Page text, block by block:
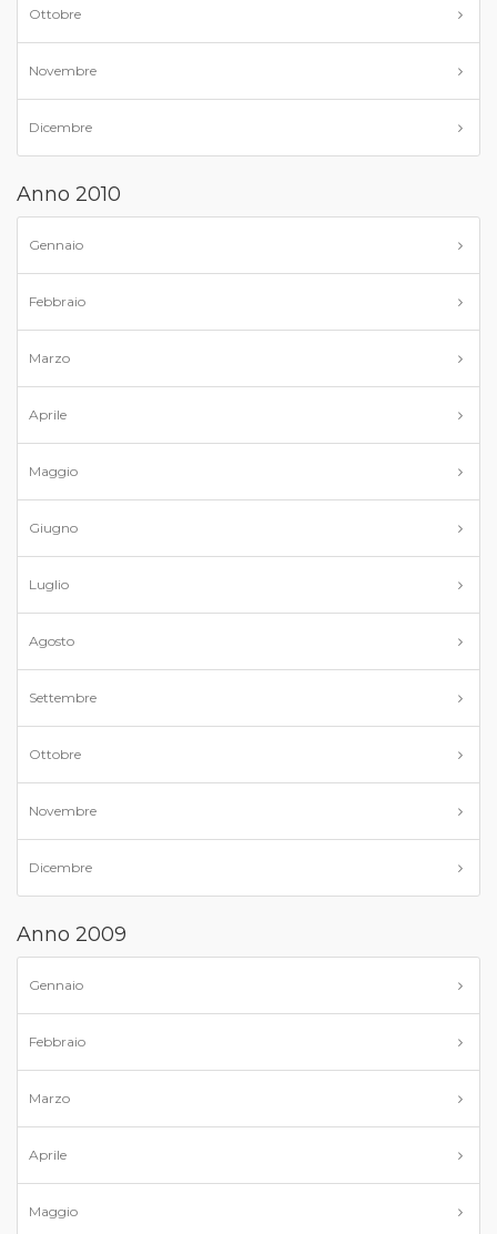
Ottobre
Novembre
Dicembre
Anno 2010
Gennaio
Febbraio
Marzo
Aprile
Maggio
Giugno
Luglio
Agosto
Settembre
Ottobre
Novembre
Dicembre
Anno 2009
Gennaio
Febbraio
Marzo
Aprile
Maggio